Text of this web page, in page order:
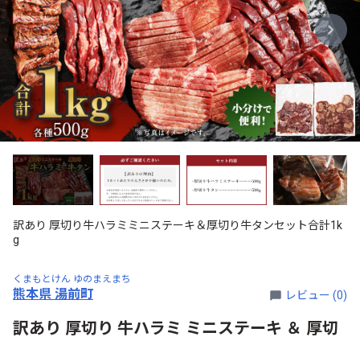
訳あり 厚切り牛ハラミミニステーキ＆厚切り牛タンセット合計1k
g
くまもとけん ゆのまえまち
熊本県 湯前町 レビュー (0)
訳あり 厚切り 牛ハラミ ミニステーキ ＆ 厚切